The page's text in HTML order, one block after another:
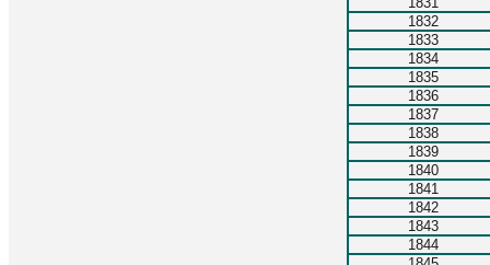
1832
1833
1834
1835
1836
1837
1838
1839
1840
1841
1842
1843
1844